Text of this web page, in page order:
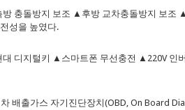
충돌방지 보조 ▲후방 교차충돌방지 보조
성을 높였다.
디지털키 ▲스마트폰 무선충전 ▲220V 인
배출가스 자기진단장치(OBD, On Board